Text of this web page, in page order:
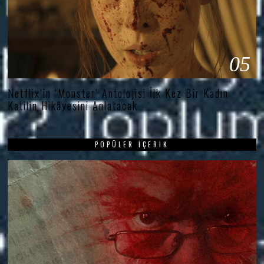
05
Netflix’in ‘Monster’ Antolojisi İlk Kez Bir Kadın
Katilin Hikâyesini Anlatacak
POPÜLER İÇERIK